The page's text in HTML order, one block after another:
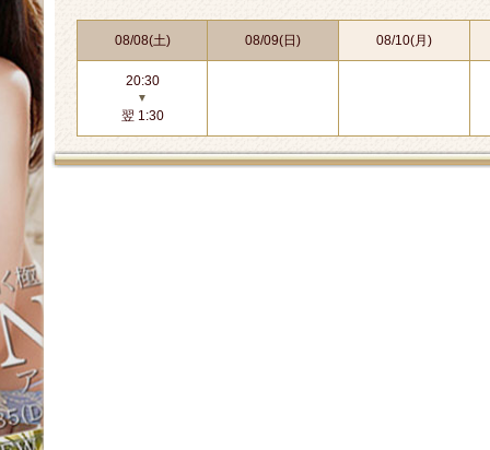
08/08(土) 08/09(日) 08/10(月)
20:30
▼
翌 1:30